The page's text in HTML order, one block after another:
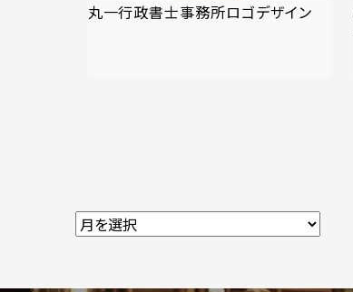
丸一行政書士事務所ロゴデザイン